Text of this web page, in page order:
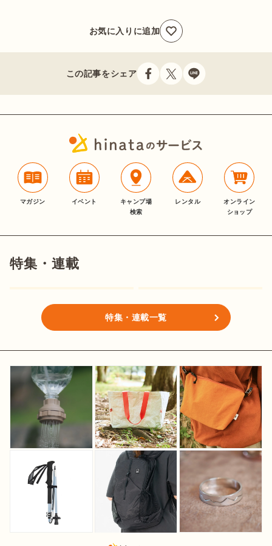
お気に入りに追加
この記事をシェア
マガジン イベント
キャンプ場
検索
レンタル
オンライン
ショップ
特集・連載
特集・連載一覧